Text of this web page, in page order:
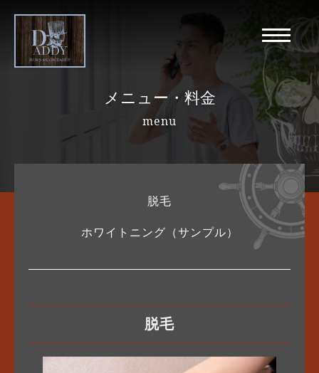
メニュー・料金
menu
脱毛
ホワイトニング（サンプル）
脱毛